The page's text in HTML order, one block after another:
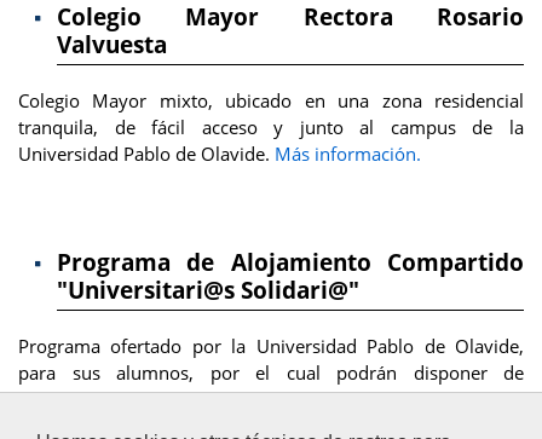
Colegio Mayor Rectora Rosario
Valvuesta
Colegio Mayor mixto, ubicado en una zona residencial
tranquila, de fácil acceso y junto al campus de la
Universidad Pablo de Olavide. Más información.
Programa de Alojamiento Compartido
"Universitari@s Solidari@"
Programa ofertado por la Universidad Pablo de Olavide,
para sus alumnos, por el cual podrán disponer de
alojamiento en viviendas de personas mayores, familias